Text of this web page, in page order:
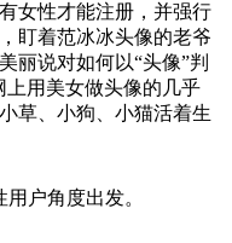
女性才能注册，并强行
盯着范冰冰头像的老爷
丽说对如何以“头像”判
上用美女做头像的几乎
草、小狗、小猫活着生
户角度出发。